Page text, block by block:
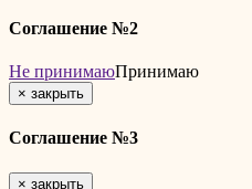
Соглашение №2
Не принимаюПринимаю
× закрыть
Соглашение №3
× закрыть